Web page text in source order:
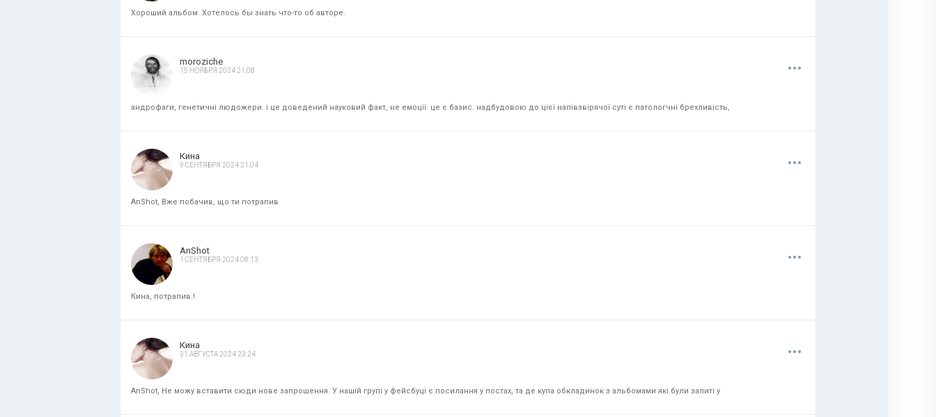
Хороший альбом. Хотелось бы знать что-то об авторе.
moroziche
15 НОЯБРЯ 2024 21:08 ...
андрофаги, генетичні людожери. і це доведений науковий факт, не емоції. це є базис. надбудовою до цієї напівзвірячої суті є патологчні брехливість,
Кина
9 СЕНТЯБРЯ 2024 21:04 ...
AnShot, Вже побачив, що ти потрапив
AnShot
1 СЕНТЯБРЯ 2024 08:13 ...
Кина, потрапив.!
Кина
31 АВГУСТА 2024 23:24 ...
AnShot, Не можу вставити сюди нове запрошення. У нашій групі у фейсбуці є посилання у постах, та де купа обкладинок з альбомами які були залиті у